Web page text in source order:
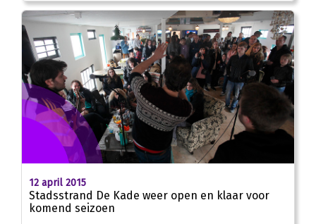
12 april 2015
Stadsstrand De Kade weer open en klaar voor
komend seizoen